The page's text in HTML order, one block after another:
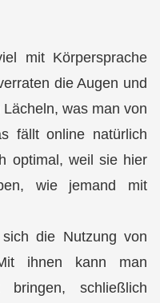
mit Körpersprache
die Augen und
was man von
fällt online natürlich
optimal, weil sie hier
wie jemand mit
die Nutzung von
ihnen kann man
bringen, schließlich